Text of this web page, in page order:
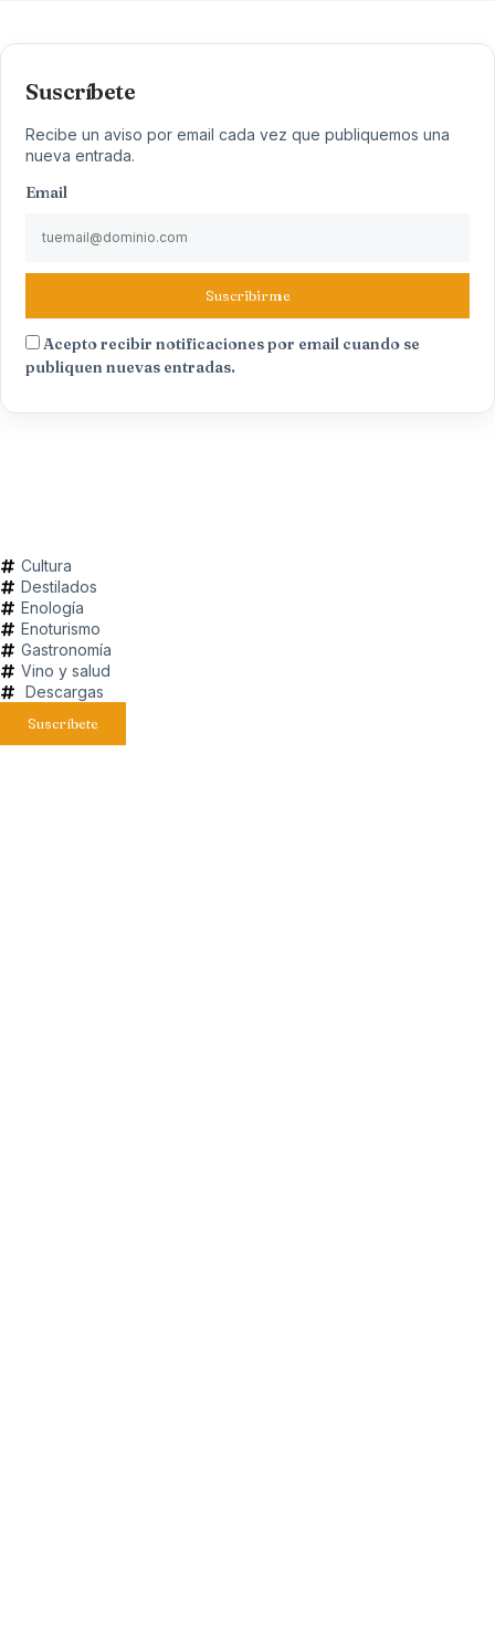
Suscríbete
Recibe un aviso por email cada vez que publiquemos una
nueva entrada.
Email
Suscribirme
Acepto recibir notificaciones por email cuando se
publiquen nuevas entradas.
Cultura
Destilados
Enología
Enoturismo
Gastronomía
Vino y salud
Descargas
Suscríbete